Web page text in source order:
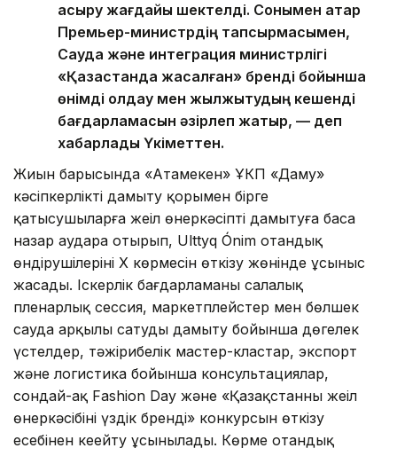
асыру жағдайы шектелді. Сонымен қатар
Премьер-министрдің тапсырмасымен,
Сауда және интеграция министрлігі
«Қазақстанда жасалған» бренді бойынша
өнімді қолдау мен жылжытудың кешенді
бағдарламасын әзірлеп жатыр, — деп
хабарлады Үкіметтен.
Жиын барысында «Атамекен» ҰКП «Даму»
кәсіпкерлікті дамыту қорымен бірге
қатысушыларға жеңіл өнеркәсіпті дамытуға баса
назар аудара отырып, Ulttyq Ónim отандық
өндірушілерінің X көрмесін өткізу жөнінде ұсыныс
жасады. Іскерлік бағдарламаны салалық
пленарлық сессия, маркетплейстер мен бөлшек
сауда арқылы сатуды дамыту бойынша дөңгелек
үстелдер, тәжірибелік мастер-кластар, экспорт
және логистика бойынша консультациялар,
сондай-ақ Fashion Day және «Қазақстанның жеңіл
өнеркәсібінің үздік бренді» конкурсын өткізу
есебінен кеңейту ұсынылады. Көрме отандық